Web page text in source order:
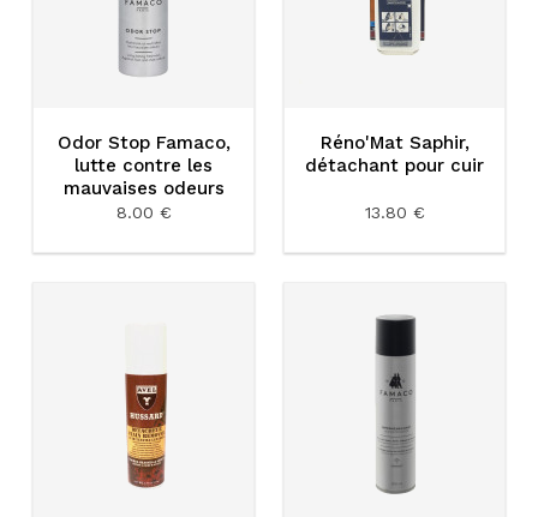
Odor Stop Famaco,
lutte contre les
mauvaises odeurs
8.00 €
Réno'Mat Saphir,
détachant pour cuir
13.80 €